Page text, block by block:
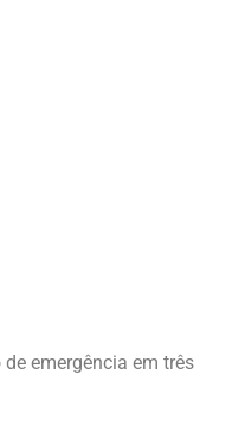
emergência em três